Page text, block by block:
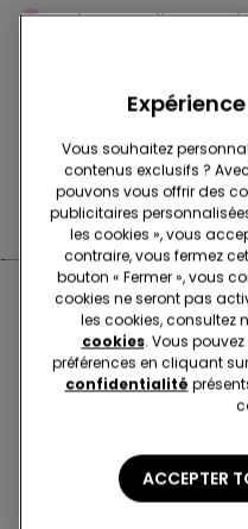
Achetez en ligne et
Passez votre
Changer l'articleen
Boutiques
vous
Via Eugenio Curiel,25
Actuellement
Vous souhaitez
contenus exclusifs ?
pouvons vous offrir des
publicitaires
les cookies », vous
contraire, vous fermez
bouton « Fermer », vous
cookies ne seront pas
les cookies, consultez
cookies. Vous
préférences en cliquant sur
confidentialité
ACCEPTER